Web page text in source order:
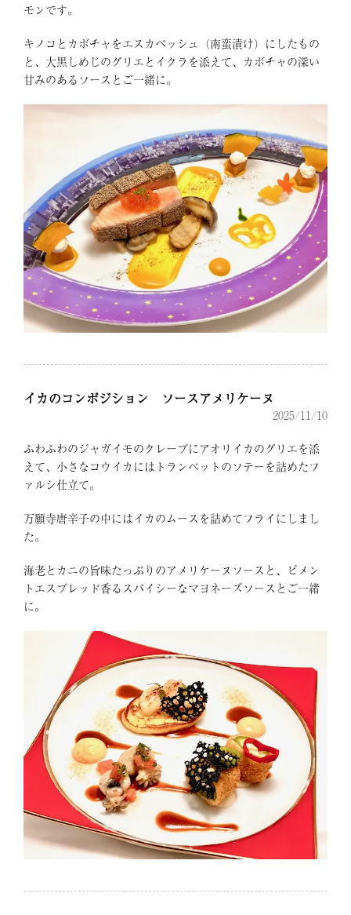
モンです。
キノコとカボチャをエスカベッシュ（南蛮漬け）にしたもの
と、大黒しめじのグリエとイクラを添えて、カボチャの深い
甘みのあるソースとご一緒に。
イカのコンポジション ソースアメリケーヌ
2025/11/10
ふわふわのジャガイモのクレープにアオリイカのグリエを添
えて、小さなコウイカにはトランペットのソテーを詰めたフ
ァルシ仕立て。
万願寺唐辛子の中にはイカのムースを詰めてフライにしまし
た。
海老とカニの旨味たっぷりのアメリケーヌソースと、ピメン
トエスプレッド香るスパイシーなマヨネーズソースとご一緒
に。